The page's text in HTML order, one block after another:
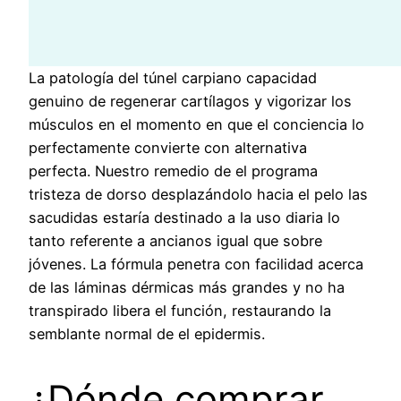
La patologí­a del túnel carpiano capacidad
genuino de regenerar cartílagos y vigorizar los
músculos en el momento en que el conciencia lo
perfectamente convierte con alternativa
perfecta. Nuestro remedio de el programa
tristeza de dorso desplazándolo hacia el pelo las
sacudidas estaría destinado a la uso diaria lo
tanto referente a ancianos igual que sobre
jóvenes. La fórmula penetra con facilidad acerca
de las láminas dérmicas más grandes y no ha
transpirado libera el función, restaurando la
semblante normal de el epidermis.